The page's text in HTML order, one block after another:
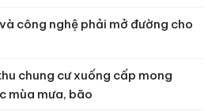
công nghệ phải mở đường cho
chung cư xuống cấp mong
mùa mưa, bão